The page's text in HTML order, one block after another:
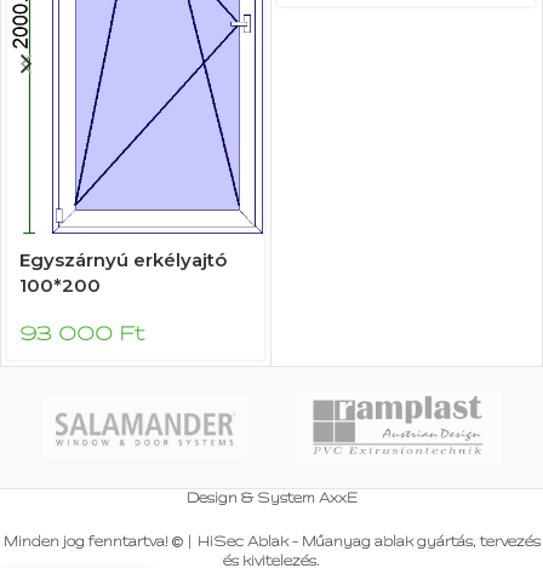
Egyszárnyú erkélyajtó
100*200
93 000 Ft
Design & System AxxE
Minden jog fenntartva! |
HiSec Ablak - Műanyag ablak gyártás, tervezés
és kivitelezés